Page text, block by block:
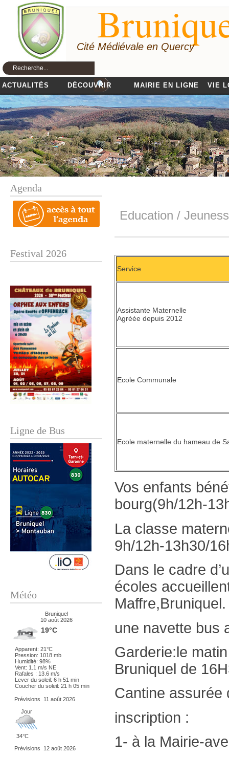
Cité Médiévale en Quercy
ACTUALITÉS DÉCOUVRIR MAIRIE EN LIGNE VIE
Agenda
Festival 2026
Ligne de Bus
Météo
Bruniquel
10 août 2026
19°C
Apparent: 21°C
Pression: 1018 mb
Humidité: 98%
Vent: 1.1 m/s NE
Rafales : 13.6 m/s
Lever du soleil: 6 h 51 min
Coucher du soleil: 21 h 05 min
Prévisions
11 août 2026
Jour
34°C
Prévisions
12 août 2026
Education /
Service
Assistante Maternelle
Agréée depuis 2012
Ecole Communale
Ecole maternelle du hameau de
Vos enfants
bourg(9h/12h-
La classe
9h/12h-13h30/
Dans le cadre
écoles
Maffre,Bruniquel.
une navette bus
Garderie:le
Bruniquel de
Cantine assurée
inscription :
1- à la Mairie-